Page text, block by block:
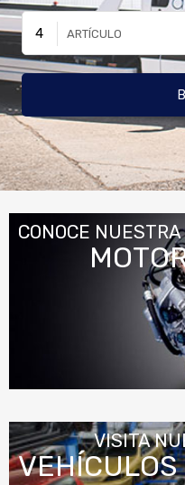
ARTÍCULO
CONOCE
VISITA